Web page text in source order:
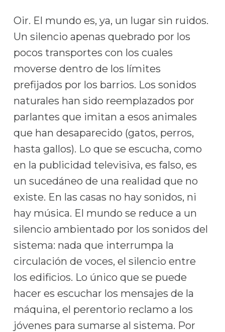
Oir. El mundo es, ya, un lugar sin ruidos.
Un silencio apenas quebrado por los
pocos transportes con los cuales
moverse dentro de los límites
prefijados por los barrios. Los sonidos
naturales han sido reemplazados por
parlantes que imitan a esos animales
que han desaparecido (gatos, perros,
hasta gallos). Lo que se escucha, como
en la publicidad televisiva, es falso, es
un sucedáneo de una realidad que no
existe. En las casas no hay sonidos, ni
hay música. El mundo se reduce a un
silencio ambientado por los sonidos del
sistema: nada que interrumpa la
circulación de voces, el silencio entre
los edificios. Lo único que se puede
hacer es escuchar los mensajes de la
máquina, el perentorio reclamo a los
jóvenes para sumarse al sistema. Por